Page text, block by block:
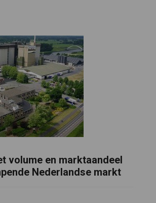
volume en marktaandeel
Nederlandse markt